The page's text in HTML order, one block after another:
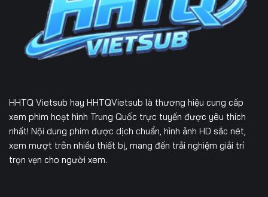
Tập 226 Tập 227 Tập 228
Tập 229 Tập 230
Tập 232
HHTQ Vietsub hay HHTQVietsub là thương hiệu cung cấp
xem phim hoạt hình Trung Quốc trực tuyến được yêu thích
nhất! Nội dung phim được dịch chuẩn, hình ảnh HD sắc nét,
xem mượt trên nhiều thiết bị, mang đến trải nghiệm giải trí
trọn vẹn cho người xem.